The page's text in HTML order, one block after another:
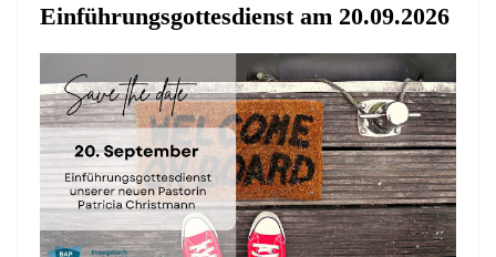
Einführungsgottesdienst am 20.09.2026